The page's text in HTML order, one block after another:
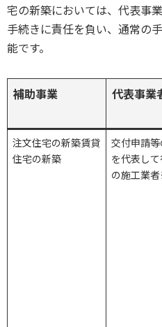
宅の新築においては、代表事
手続きに責任を負い、通常の
能です。
補助事業 代表事業
注文住宅の新築賃貸
住宅の新築
交付申請
を代表し
の施工業